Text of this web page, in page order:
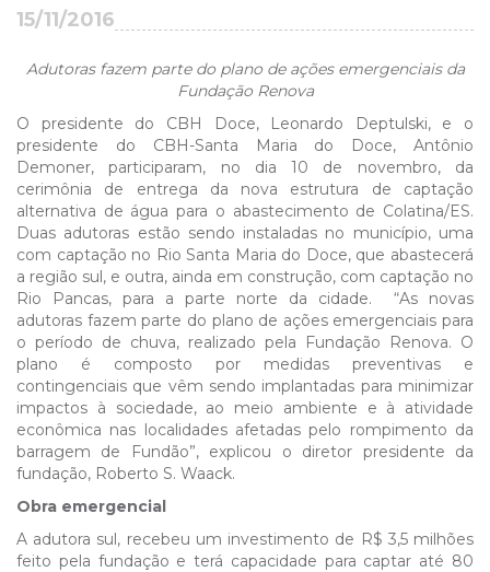
15/11/2016
Adutoras fazem parte do plano de ações emergenciais da
Fundação Renova
O presidente do CBH Doce, Leonardo Deptulski, e o
presidente do CBH-Santa Maria do Doce, Antônio
Demoner, participaram, no dia 10 de novembro, da
cerimônia de entrega da nova estrutura de captação
alternativa de água para o abastecimento de Colatina/ES.
Duas adutoras estão sendo instaladas no município, uma
com captação no Rio Santa Maria do Doce, que abastecerá
a região sul, e outra, ainda em construção, com captação no
Rio Pancas, para a parte norte da cidade. “As novas
adutoras fazem parte do plano de ações emergenciais para
o período de chuva, realizado pela Fundação Renova. O
plano é composto por medidas preventivas e
contingenciais que vêm sendo implantadas para minimizar
impactos à sociedade, ao meio ambiente e à atividade
econômica nas localidades afetadas pelo rompimento da
barragem de Fundão”, explicou o diretor presidente da
fundação, Roberto S. Waack.
Obra emergencial
A adutora sul, recebeu um investimento de R$ 3,5 milhões
feito pela fundação e terá capacidade para captar até 80